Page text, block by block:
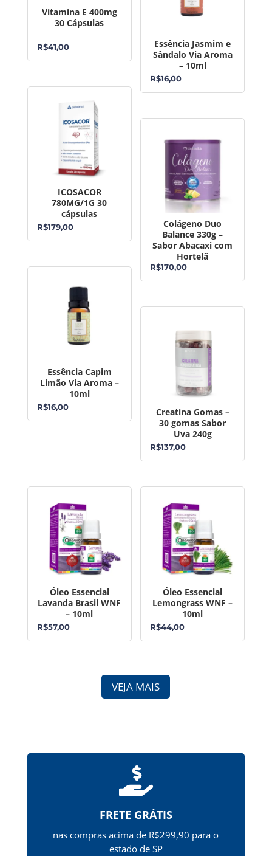
Vitamina E 400mg
30 Cápsulas
R$41,00
Essência Jasmim e
Sândalo Via Aroma
– 10ml
R$16,00
ICOSACOR
780MG/1G 30
cápsulas
R$179,00
Colágeno Duo
Balance 330g –
Sabor Abacaxi com
Hortelã
R$170,00
Essência Capim
Limão Via Aroma –
10ml
R$16,00
Creatina Gomas –
30 gomas Sabor
Uva 240g
R$137,00
Óleo Essencial
Lavanda Brasil WNF
– 10ml
R$57,00
Óleo Essencial
Lemongrass WNF –
10ml
R$44,00
VEJA MAIS

FRETE GRÁTIS
nas compras acima de R$299,90 para o
estado de SP